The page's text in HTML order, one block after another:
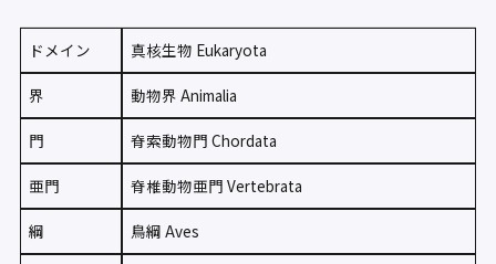
ドメイン 真核生物 Eukaryota
界 動物界 Animalia
門 脊索動物門 Chordata
亜門 脊椎動物亜門 Vertebrata
綱 鳥綱 Aves